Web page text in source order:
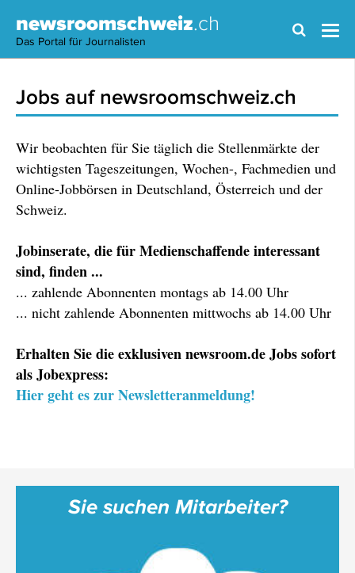
newsroomschweiz.ch
Das Portal für Journalisten
Jobs auf newsroomschweiz.ch
Wir beobachten für Sie täglich die Stellenmärkte der
wichtigsten Tageszeitungen, Wochen-, Fachmedien und
Online-Jobbörsen in Deutschland, Österreich und der
Schweiz.
Jobinserate, die für Medienschaffende interessant
sind, finden ...
... zahlende Abonnenten montags ab 14.00 Uhr
... nicht zahlende Abonnenten mittwochs ab 14.00 Uhr
Erhalten Sie die exklusiven newsroom.de Jobs sofort
als Jobexpress:
Hier geht es zur Newsletteranmeldung!
Sie suchen Mitarbeiter?